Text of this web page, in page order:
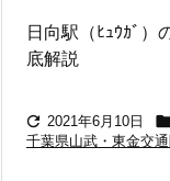
日向駅（ﾋｭｳｶﾞ）
底解説
 2021年6月10日
千葉県山武・東金交通